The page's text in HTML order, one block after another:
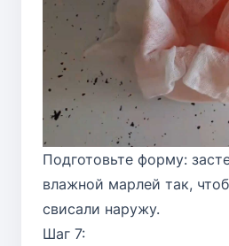
Подготовьте форму:
влажной марлей так,
свисали наружу.
Шаг 7: